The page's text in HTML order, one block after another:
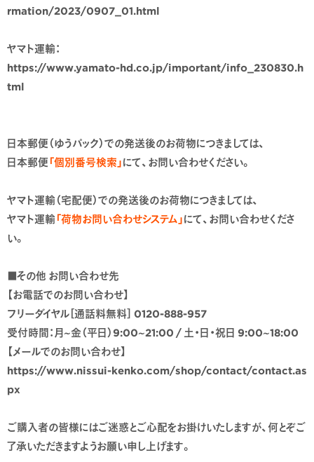
rmation/2023/0907_01.html
ヤマト運輸：
https://www.yamato-hd.co.jp/important/info_230830.h
tml
日本郵便（ゆうパック）での発送後のお荷物につきましては、
日本郵便「個別番号検索」にて、お問い合わせください。
ヤマト運輸（宅配便）での発送後のお荷物につきましては、
ヤマト運輸「荷物お問い合わせシステム」にて、お問い合わせくださ
い。
■その他 お問い合わせ先
【お電話でのお問い合わせ】
フリーダイヤル［通話料無料］ 0120-888-957
受付時間：月~金（平日）9:00~21:00 / 土・日・祝日 9:00~18:00
【メールでのお問い合わせ】
https://www.nissui-kenko.com/shop/contact/contact.as
px
ご購入者の皆様にはご迷惑とご心配をお掛けいたしますが、何とぞご
了承いただきますようお願い申し上げます。